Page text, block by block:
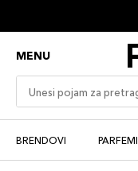
MENU
BRENDOVI PARFEMI